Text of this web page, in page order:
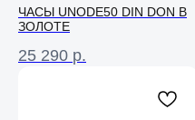
ЧАСЫ UNODE50 DIN DON В
ЗОЛОТЕ
25 290 р.